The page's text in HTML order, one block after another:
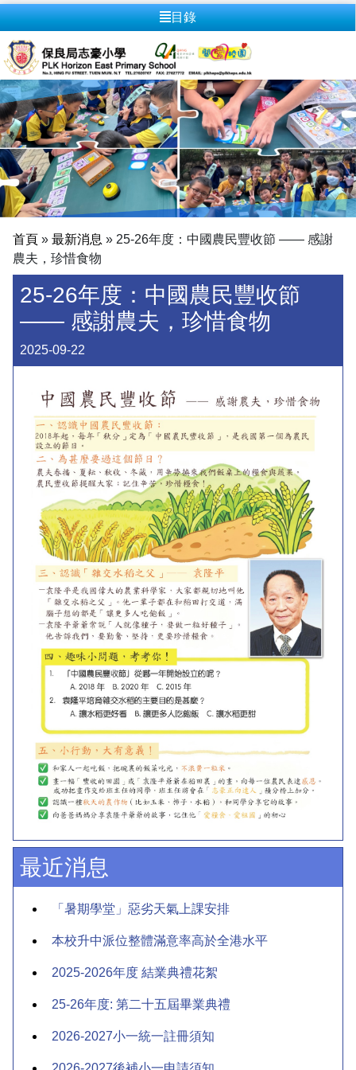
目錄
首頁 » 最新消息 » 25-26年度：中國農民豐收節 —— 感謝
農夫，珍惜食物
25-26年度：中國農民豐收節
—— 感謝農夫，珍惜食物
2025-09-22
最近消息
「暑期學堂」惡劣天氣上課安排
本校升中派位整體滿意率高於全港水平
2025-2026年度 結業典禮花絮
25-26年度: 第二十五屆畢業典禮
2026-2027小一統一註冊須知